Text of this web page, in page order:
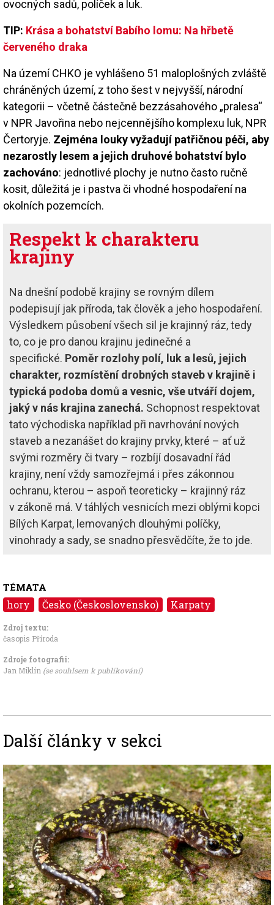
ovocných sadů, políček a luk.
TIP: Krása a bohatství Babího lomu: Na hřbetě
červeného draka
Na území CHKO je vyhlášeno 51 maloplošných zvláště
chráněných území, z toho šest v nejvyšší, národní
kategorii – včetně částečně bezzásahového „pralesa“
v NPR Javořina nebo nejcennějšího komplexu luk, NPR
Čertoryje. Zejména louky vyžadují patřičnou péči, aby
nezarostly lesem a jejich druhové bohatství bylo
zachováno: jednotlivé plochy je nutno často ručně
kosit, důležitá je i pastva či vhodné hospodaření na
okolních pozemcích.
Respekt k charakteru
krajiny
Na dnešní podobě krajiny se rovným dílem
podepisují jak příroda, tak člověk a jeho hospodaření.
Výsledkem působení všech sil je krajinný ráz, tedy
to, co je pro danou krajinu jedinečné a
specifické. Poměr rozlohy polí, luk a lesů, jejich
charakter, rozmístění drobných staveb v krajině i
typická podoba domů a vesnic, vše utváří dojem,
jaký v nás krajina zanechá. Schopnost respektovat
tato východiska například při navrhování nových
staveb a nezanášet do krajiny prvky, které – ať už
svými rozměry či tvary – rozbíjí dosavadní řád
krajiny, není vždy samozřejmá i přes zákonnou
ochranu, kterou – aspoň teoreticky – krajinný ráz
v zákoně má. V táhlých vesnicích mezi oblými kopci
Bílých Karpat, lemovaných dlouhými políčky,
vinohrady a sady, se snadno přesvědčíte, že to jde.
TÉMATA
hory Česko (Československo) Karpaty
Zdroj textu:
časopis Příroda
Zdroje fotografii:
Jan Miklín (se souhlsem k publikování)
Další články v sekci
Image